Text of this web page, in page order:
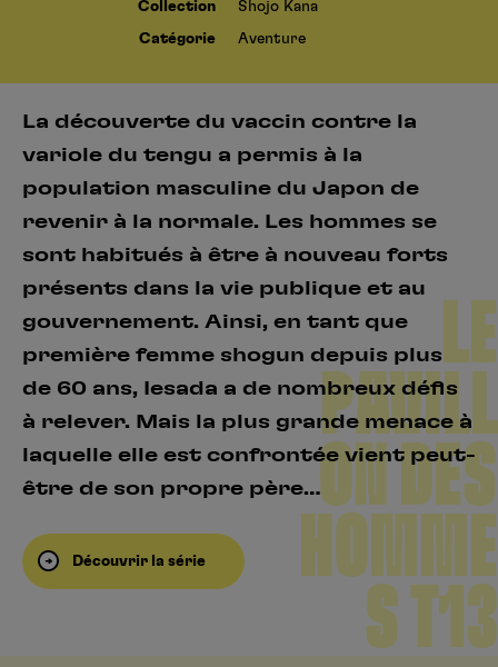
Collection Shojo Kana
Catégorie Aventure
La découverte du vaccin contre la
variole du tengu a permis à la
population masculine du Japon de
revenir à la normale. Les hommes se
sont habitués à être à nouveau forts
présents dans la vie publique et au
gouvernement. Ainsi, en tant que
première femme shogun depuis plus
de 60 ans, Iesada a de nombreux défis
à relever. Mais la plus grande menace à
laquelle elle est confrontée vient peut-
être de son propre père…
Découvrir la série
LE
PAVILL
ON DES
HOMME
S T13